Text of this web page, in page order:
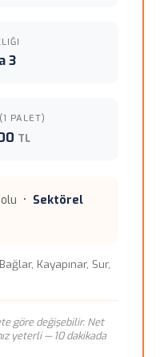
3
PALET)
TL
• Sektörel
Bağlar, Kayapınar, Sur,
göre değişebilir. Net
yeterli — 10 dakikada